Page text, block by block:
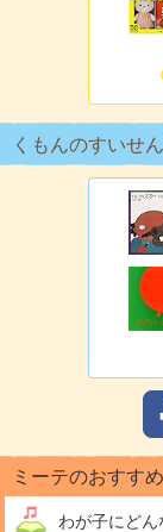
くもんのすいせ
ミーテのおすす
わが子にどん